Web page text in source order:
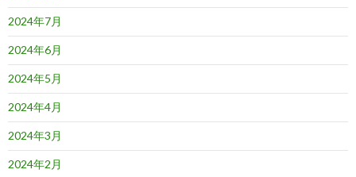
2024年7月
2024年6月
2024年5月
2024年4月
2024年3月
2024年2月